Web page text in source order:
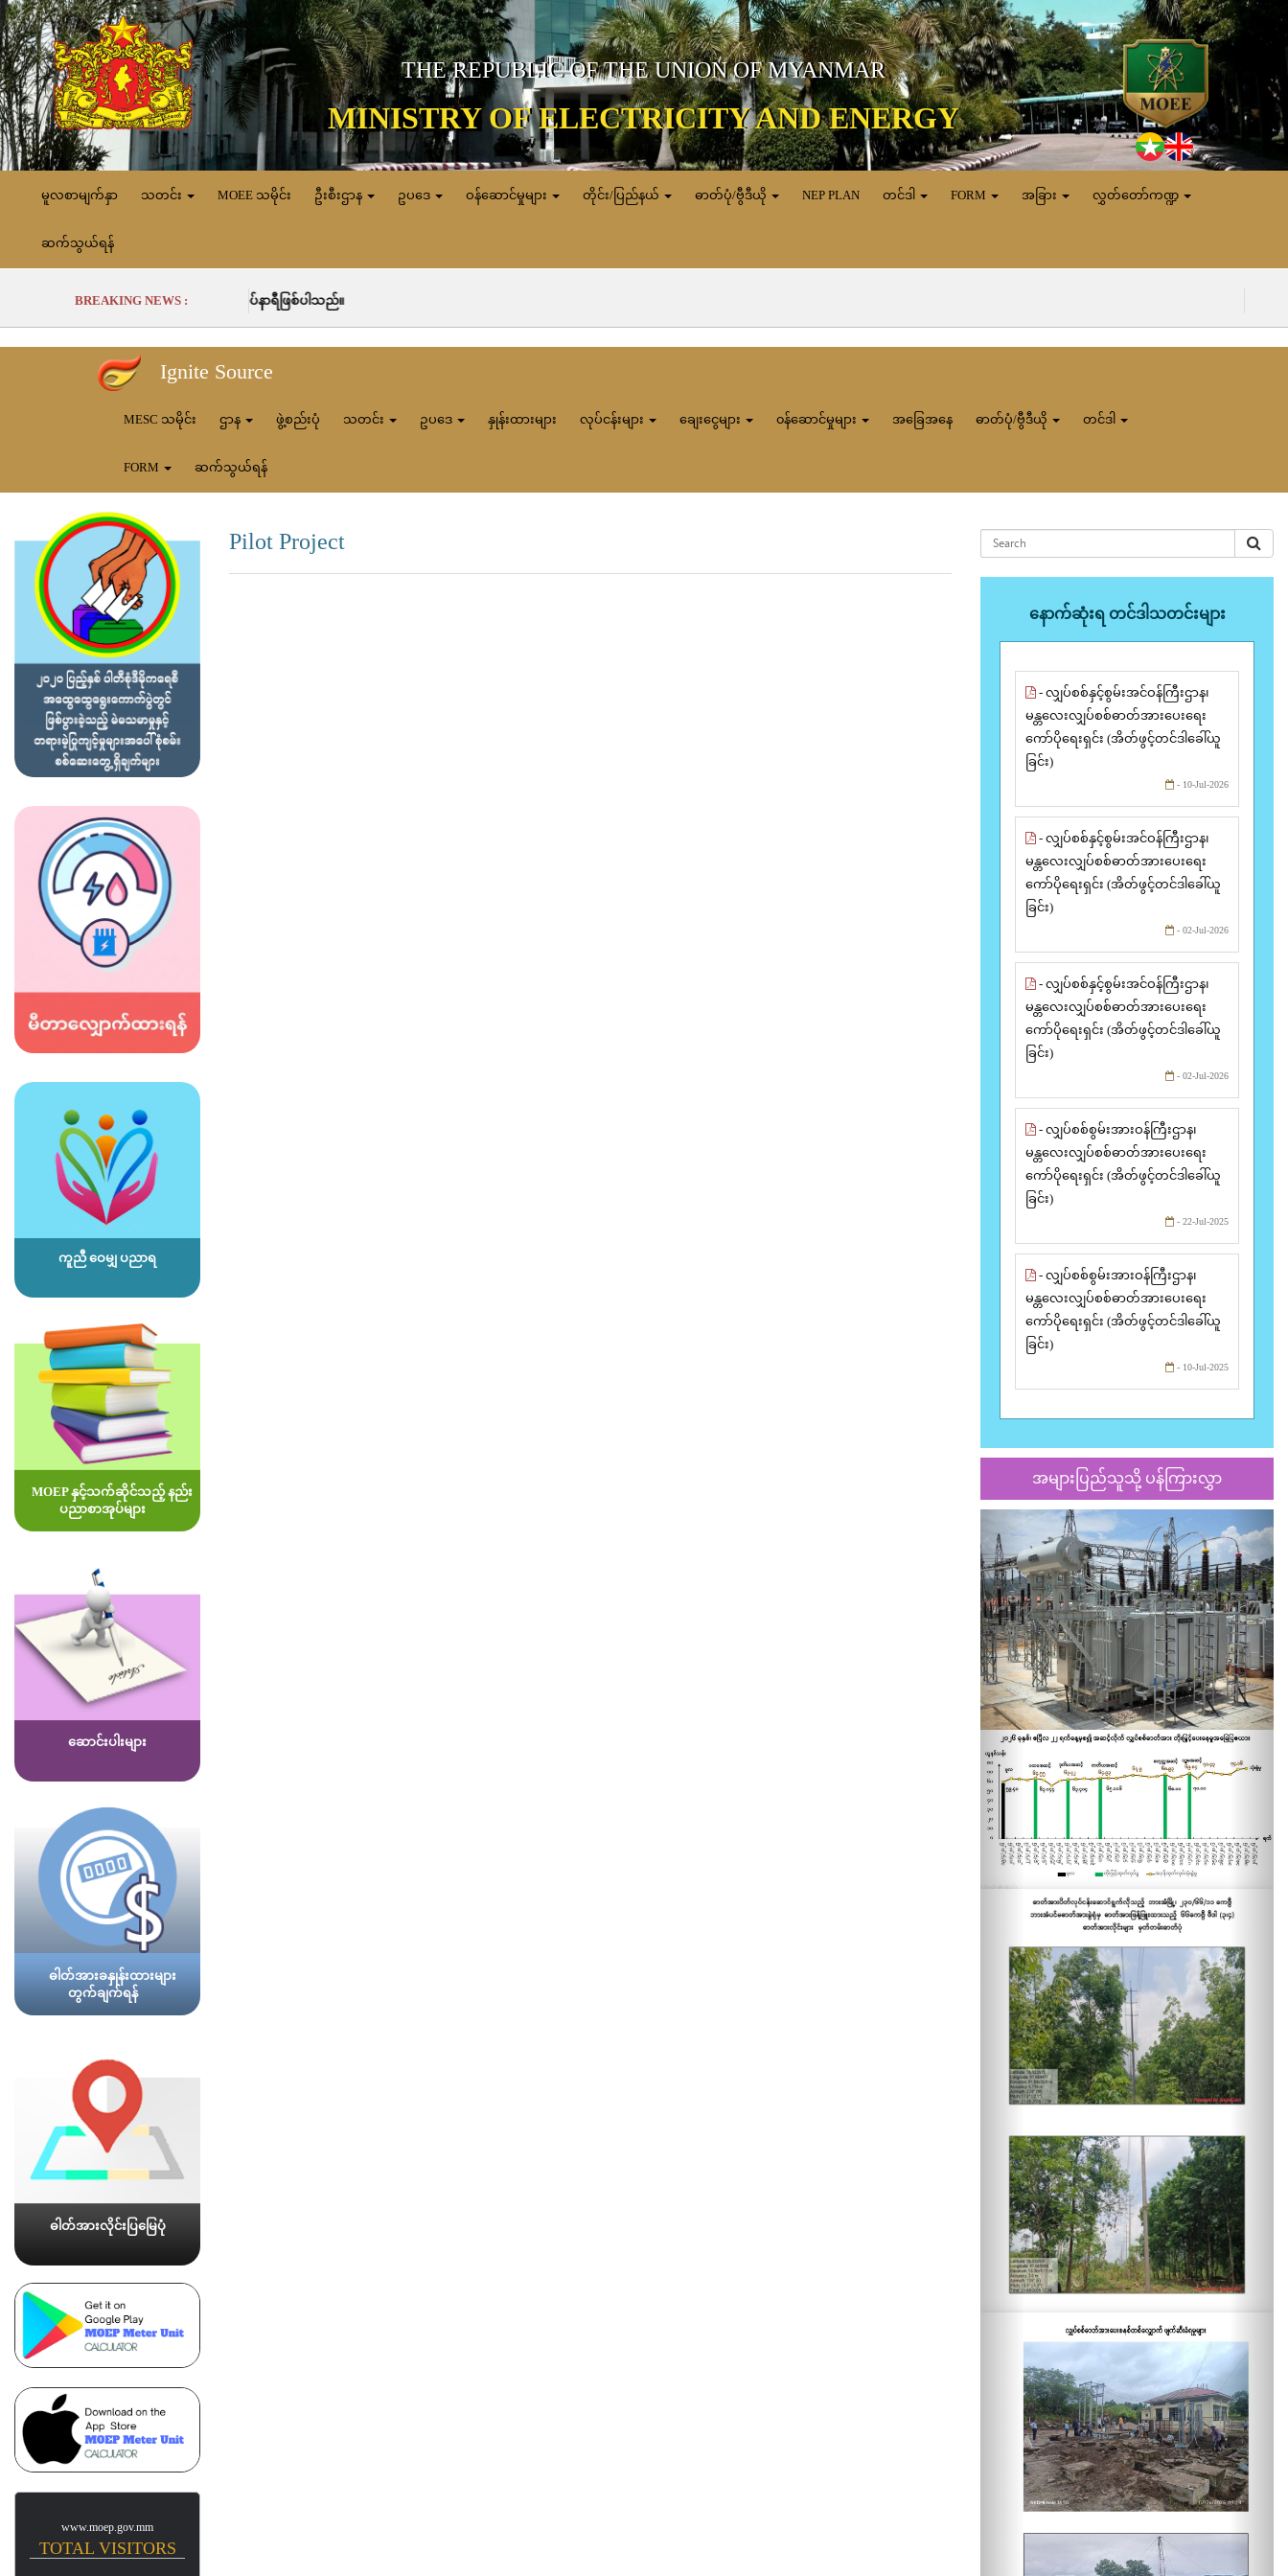
THE REPUBLIC OF THE UNION OF MYANMAR
MINISTRY OF ELECTRICITY AND ENERGY
မူလစာမျက်နှာ သတင်း MOEE သမိုင်း ဦးစီးဌာန ဥပဒေ ဝန်ဆောင်မှုများ တိုင်း/ပြည်နယ် ဓာတ်ပုံ/ဗွီဒီယို NEP PLAN တင်ဒါ FORM အခြား လွှတ်တော်ကဏ္ဍ
ဆက်သွယ်ရန်
BREAKING NEWS :
ထုတ်လုပ်ခဲ့မှုမှာ (၇၀၁၀၁.၀) မဂ္ဂါဝပ်နာရီဖြစ်ပါသည်။
Ignite Source
MESC သမိုင်း ဌာန ဖွဲ့စည်းပုံ သတင်း ဥပဒေ နှုန်းထားများ လုပ်ငန်းများ ချေးငွေများ ၀န်ဆောင်မှုများ အခြေအနေ ဓာတ်ပုံ/ဗွီဒီယို တင်ဒါ
FORM ဆက်သွယ်ရန်
ကူညီ ဝေမျှ ပညာရ
MOEP နှင့်သက်ဆိုင်သည့် နည်း
ပညာစာအုပ်များ
ဆောင်းပါးများ
ဓါတ်အားခနှုန်းထားများ
တွက်ချက်ရန်
ဓါတ်အားလိုင်းပြမြေပုံ
www.moep.gov.mm
TOTAL VISITORS
Pilot Project
နောက်ဆုံးရ တင်ဒါသတင်းများ
- လျှပ်စစ်နှင့်စွမ်းအင်ဝန်ကြီးဌာန၊
မန္တလေးလျှပ်စစ်ဓာတ်အားပေးရေး
ကော်ပိုရေးရှင်း (အိတ်ဖွင့်တင်ဒါခေါ်ယူ
ခြင်း)
- 10-Jul-2026
- လျှပ်စစ်နှင့်စွမ်းအင်ဝန်ကြီးဌာန၊
မန္တလေးလျှပ်စစ်ဓာတ်အားပေးရေး
ကော်ပိုရေးရှင်း (အိတ်ဖွင့်တင်ဒါခေါ်ယူ
ခြင်း)
- 02-Jul-2026
- လျှပ်စစ်နှင့်စွမ်းအင်ဝန်ကြီးဌာန၊
မန္တလေးလျှပ်စစ်ဓာတ်အားပေးရေး
ကော်ပိုရေးရှင်း (အိတ်ဖွင့်တင်ဒါခေါ်ယူ
ခြင်း)
- 02-Jul-2026
- လျှပ်စစ်စွမ်းအားဝန်ကြီးဌာန၊
မန္တလေးလျှပ်စစ်ဓာတ်အားပေးရေး
ကော်ပိုရေးရှင်း (အိတ်ဖွင့်တင်ဒါခေါ်ယူ
ခြင်း)
- 22-Jul-2025
- လျှပ်စစ်စွမ်းအားဝန်ကြီးဌာန၊
မန္တလေးလျှပ်စစ်ဓာတ်အားပေးရေး
ကော်ပိုရေးရှင်း (အိတ်ဖွင့်တင်ဒါခေါ်ယူ
ခြင်း)
- 10-Jul-2025
အများပြည်သူသို့ ပန်ကြားလွှာ
Previous Next